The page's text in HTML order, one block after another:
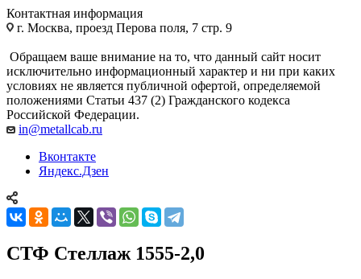
Контактная информация
г. Москва, проезд Перова поля, 7 стр. 9
Обращаем ваше внимание на то, что данный сайт носит
исключительно информационный характер и ни при каких
условиях не является публичной офертой, определяемой
положениями Статьи 437 (2) Гражданского кодекса
Российской Федерации.
in@metallcab.ru
Вконтакте
Яндекс.Дзен
СТФ Стеллаж 1555-2,0